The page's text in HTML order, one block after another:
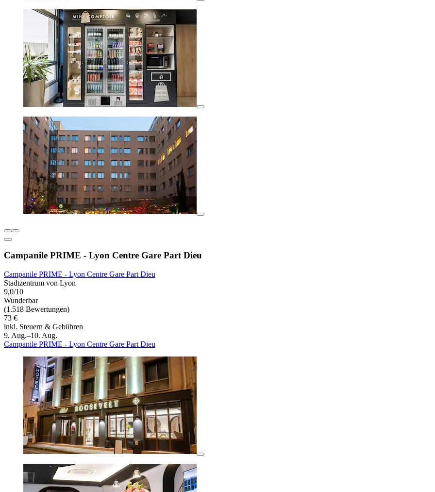
Campanile PRIME - Lyon Centre Gare Part Dieu
Campanile PRIME - Lyon Centre Gare Part Dieu
Stadtzentrum von Lyon
9,0/10
Wunderbar
(1.518 Bewertungen)
73 €
inkl. Steuern & Gebühren
9. Aug.–10. Aug.
Campanile PRIME - Lyon Centre Gare Part Dieu